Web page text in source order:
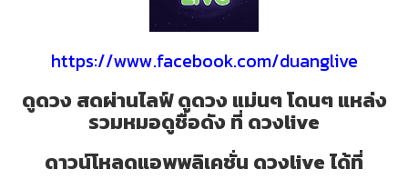
https://www.facebook.com/duanglive
ดูดวง สดผ่านไลฟ์ ดูดวง แม่นๆ โดนๆ แหล่ง
รวมหมอดูชื่อดัง ที่ ดวงlive
ดาวน์โหลดแอพพลิเคชั่น ดวงlive ได้ที่